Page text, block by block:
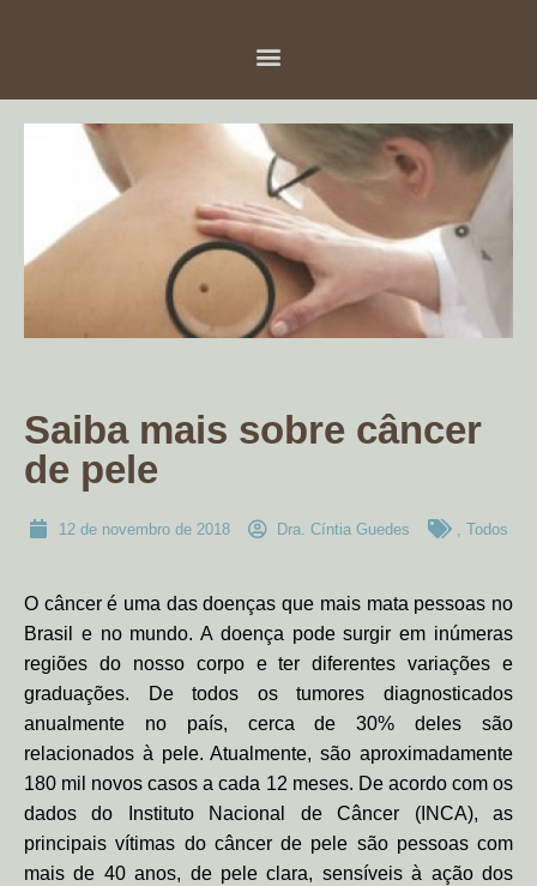
Saiba mais sobre câncer
de pele
12 de novembro de 2018 Dra. Cíntia Guedes Todos
O câncer é uma das doenças que mais mata pessoas no
Brasil e no mundo. A doença pode surgir em inúmeras
regiões do nosso corpo e ter diferentes variações e
graduações.
De todos os tumores diagnosticados
anualmente no país, cerca de 30% deles são
relacionados à pele. Atualmente, são aproximadamente
180 mil novos casos a cada 12 meses. De acordo com os
dados do Instituto Nacional de Câncer (INCA), as
principais vítimas do câncer de pele são pessoas com
mais de 40 anos, de pele clara, sensíveis à ação dos